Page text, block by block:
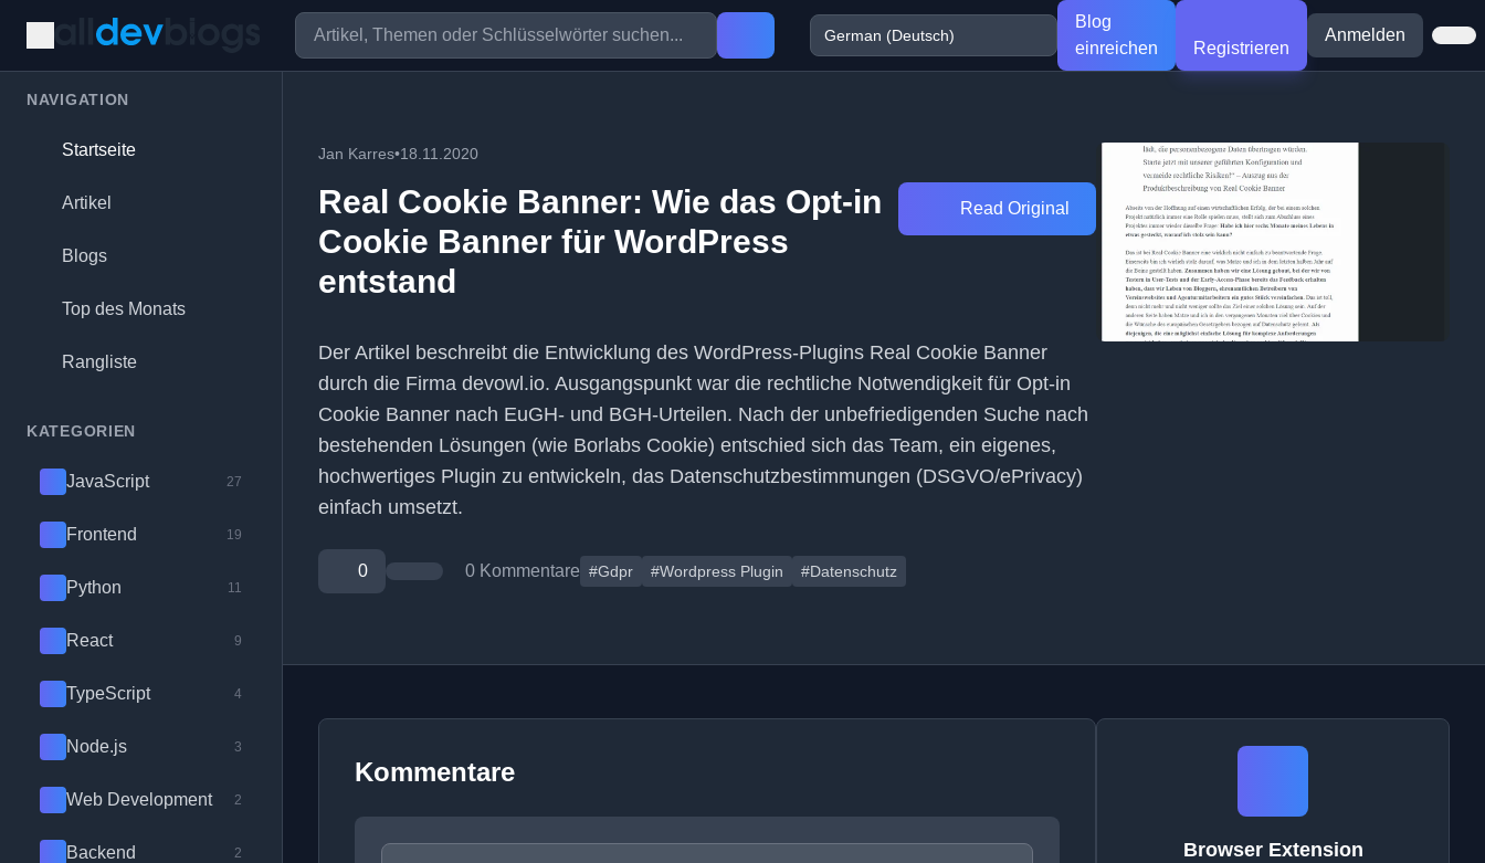
Blog
einreichen
Registrieren
Anmelden
NAVIGATION
Startseite
Artikel
Blogs
Top des Monats
Rangliste
KATEGORIEN
JavaScript 27
Frontend 19
Python 11
React 9
TypeScript 4
Node.js 3
Web Development 2
Backend 2
Jan Karres•18.11.2020
Real Cookie Banner: Wie das Opt-in
Cookie Banner für WordPress
entstand
Read Original
Der Artikel beschreibt die Entwicklung des WordPress-Plugins Real Cookie Banner
durch die Firma devowl.io. Ausgangspunkt war die rechtliche Notwendigkeit für Opt-in
Cookie Banner nach EuGH- und BGH-Urteilen. Nach der unbefriedigenden Suche nach
bestehenden Lösungen (wie Borlabs Cookie) entschied sich das Team, ein eigenes,
hochwertiges Plugin zu entwickeln, das Datenschutzbestimmungen (DSGVO/ePrivacy)
einfach umsetzt.
0 0 Kommentare #Gdpr #Wordpress Plugin #Datenschutz
Kommentare
Browser Extension